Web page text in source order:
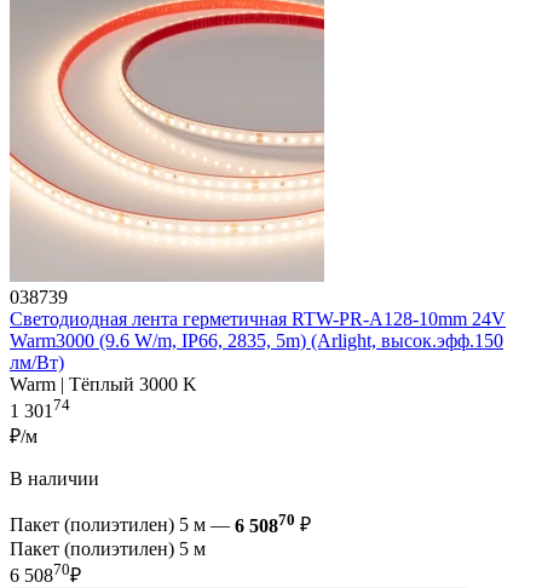
038739
Светодиодная лента герметичная RTW-PR-A128-10mm 24V
Warm3000 (9.6 W/m, IP66, 2835, 5m) (Arlight, высок.эфф.150
лм/Вт)
Warm | Тёплый 3000 K
1 30174
₽/м
В наличии
Пакет (полиэтилен) 5 м — 6 50870 ₽
Пакет (полиэтилен) 5 м
6 50870₽